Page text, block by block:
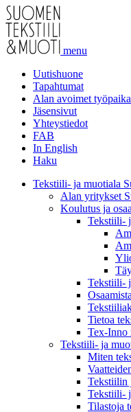
menu
Uutishuone
Tapahtumat
Alan avoimet
Jäsensivut
Yhteystiedot
FAB
In English
Haku
Tekstiili- ja muotiala
Alan yritykset
Koulutus ja
Tekstiili-
Tekstiili-
Tietoa
Tex-Inno
Tekstiili- ja
Miten
Tekstiilin
Tekstiili-
Tilastoja